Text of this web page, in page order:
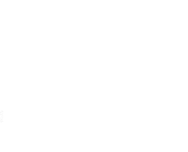
，以便我们进行改进！